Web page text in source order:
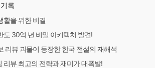
록
활을 위한 비결
도 30억 년 비밀 아키텍처 발견!
리뷰 괴물이 등장한 한국 전설의 재해석
리뷰 최고의 전략과 재미가 대폭발!